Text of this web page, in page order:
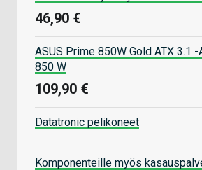
46,90 €
ASUS Prime 850W Gold ATX 3.1
850 W
109,90 €
Datatronic pelikoneet
Komponenteille myös